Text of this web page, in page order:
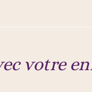
votre